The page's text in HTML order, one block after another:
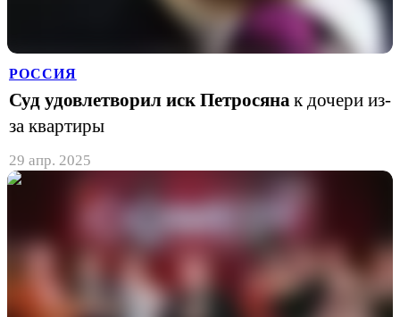
РОССИЯ
Суд удовлетворил иск Петросяна к дочери из-
за квартиры
29 апр. 2025